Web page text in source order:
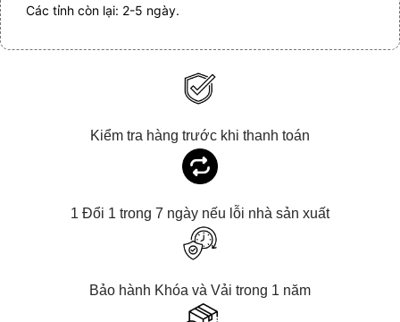
Các tỉnh còn lại: 2-5 ngày.
Kiểm tra hàng trước khi thanh toán
1 Đổi 1 trong 7 ngày nếu lỗi nhà sản xuất
Bảo hành Khóa và Vải trong 1 năm